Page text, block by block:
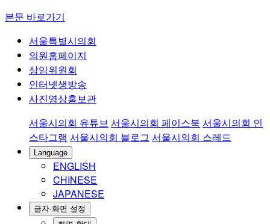
본문 바로가기
서울특별시의회
의원홈페이지
상임위원회
인터넷생방송
사진영상홍보관
서울시의회 유튜브 서울시의회 페이스북 서울시의회 인
스타그램 서울시의회 블로그 서울시의회 스레드
Language
ENGLISH
CHINESE
JAPANESE
글자·화면 설정